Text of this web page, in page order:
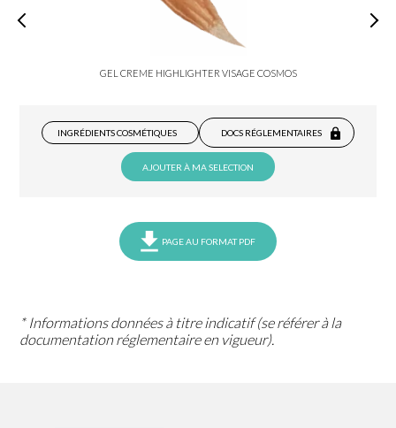
GEL CREME HIGHLIGHTER VISAGE COSMOS
INGRÉDIENTS COSMÉTIQUES DOCS RÉGLEMENTAIRES
AJOUTER À MA SELECTION
PAGE AU FORMAT PDF
* Informations données à titre indicatif (se référer à la
documentation réglementaire en vigueur).